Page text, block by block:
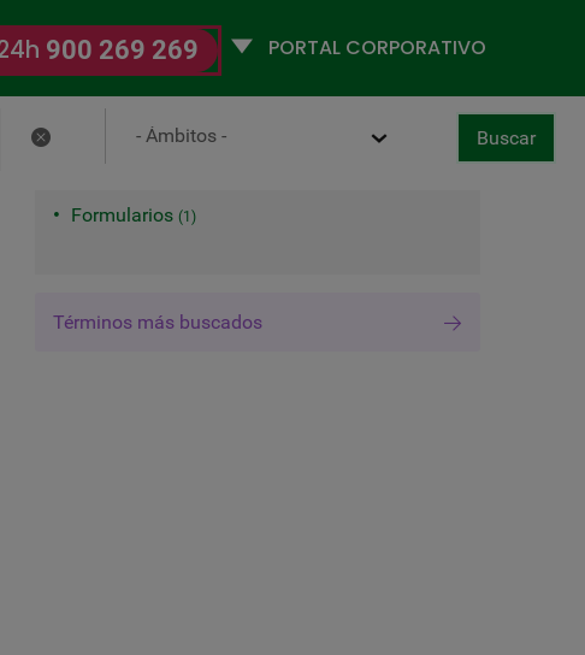
900 269 269
Selecciona
Laboral-Digital
Cancelar
BuscarBuscar
Formularios 1
Términos más buscados